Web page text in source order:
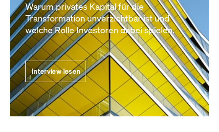
Warum privates Kapital für die
Transformation unverzichtbar ist und
welche Rolle Investoren dabei spielen.
Interview lesen